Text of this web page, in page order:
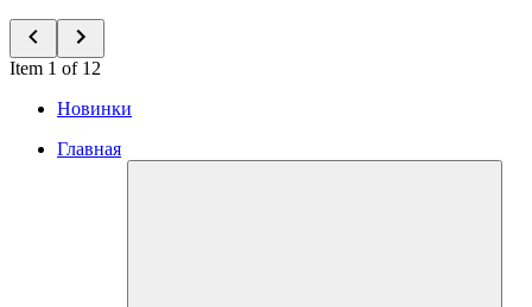
Item 1 of 12
Новинки
Главная